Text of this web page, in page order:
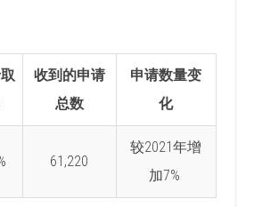
收到的申请
总数
申请数量变
化
61,220
较2021年增
加7%